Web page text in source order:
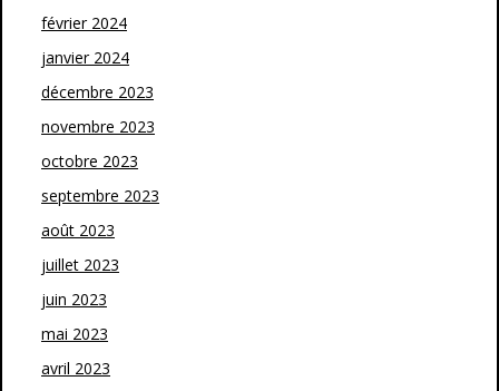
février 2024
janvier 2024
décembre 2023
novembre 2023
octobre 2023
septembre 2023
août 2023
juillet 2023
juin 2023
mai 2023
avril 2023